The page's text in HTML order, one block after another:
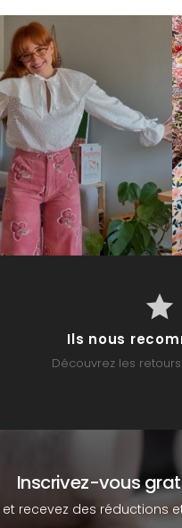
Ils nous
Découvrez les
Inscrivez-vous
et recevez des réductions